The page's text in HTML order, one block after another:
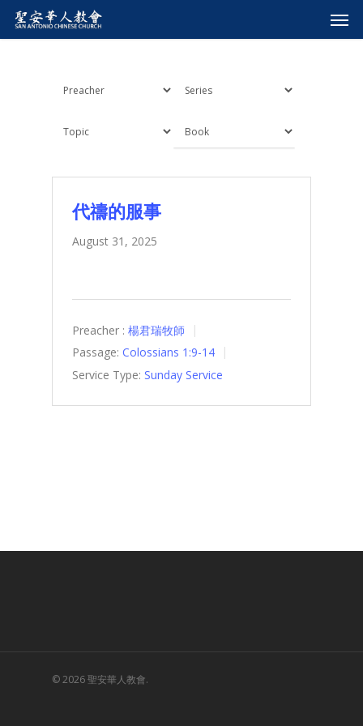
代禱的服事
August 31, 2025
Preacher : 楊君瑞牧師
Passage: Colossians 1:9-14
Service Type: Sunday Service
© 2026 聖安華人教會.